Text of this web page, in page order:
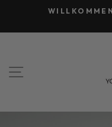
Inhalt